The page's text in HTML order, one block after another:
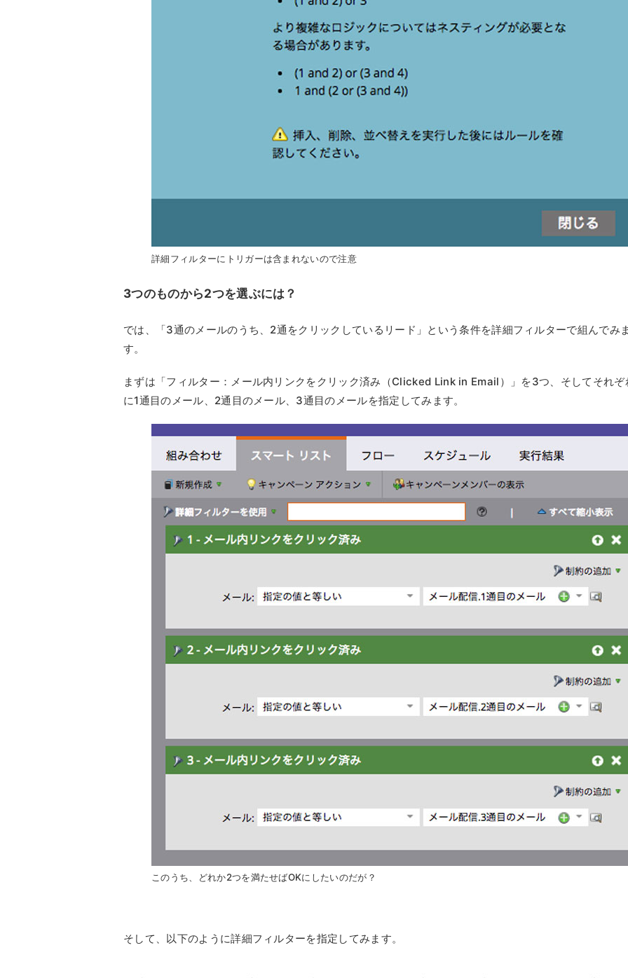
詳細フィルターにトリガーは含まれないので注意
3つのものから2つを選ぶには？
では、「3通のメールのうち、2通をクリックしているリード」という条件を詳細フィルターで組んでみ
す。
まずは「フィルター：メール内リンクをクリック済み（Clicked Link in Email）」を3つ、そしてそれぞ
に1通目のメール、2通目のメール、3通目のメールを指定してみます。
このうち、どれか2つを満たせばOKにしたいのだが？
そして、以下のように詳細フィルターを指定してみます。